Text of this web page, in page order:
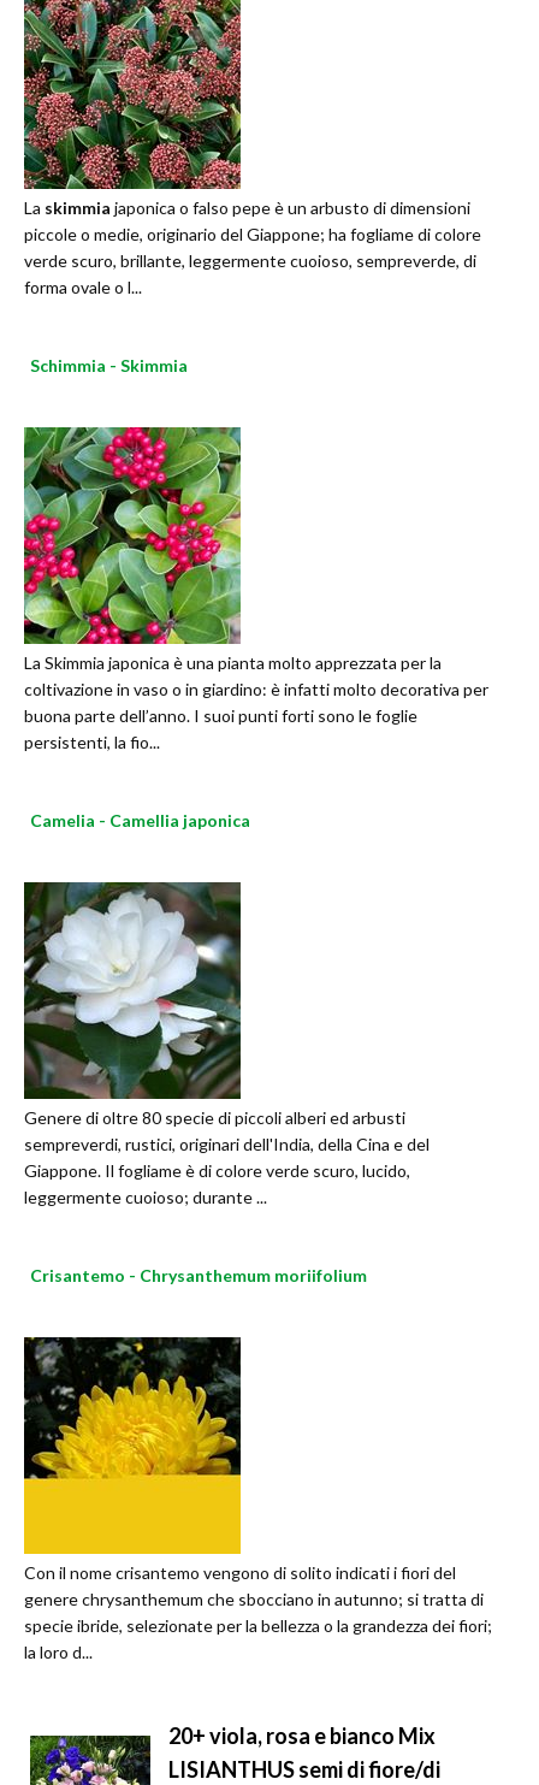
La skimmia japonica o falso pepe è un arbusto di dimensioni
piccole o medie, originario del Giappone; ha fogliame di colore
verde scuro, brillante, leggermente cuoioso, sempreverde, di
forma ovale o l...
Schimmia - Skimmia
La Skimmia japonica è una pianta molto apprezzata per la
coltivazione in vaso o in giardino: è infatti molto decorativa per
buona parte dell’anno. I suoi punti forti sono le foglie
persistenti, la fio...
Camelia - Camellia japonica
Genere di oltre 80 specie di piccoli alberi ed arbusti
sempreverdi, rustici, originari dell'India, della Cina e del
Giappone. Il fogliame è di colore verde scuro, lucido,
leggermente cuoioso; durante ...
Crisantemo - Chrysanthemum moriifolium
Con il nome crisantemo vengono di solito indicati i fiori del
genere chrysanthemum che sbocciano in autunno; si tratta di
specie ibride, selezionate per la bellezza o la grandezza dei fiori;
la loro d...
20+ viola, rosa e bianco Mix
LISIANTHUS semi di fiore/di